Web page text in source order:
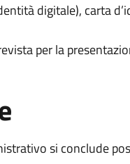
digitale), carta
per la
si conclude